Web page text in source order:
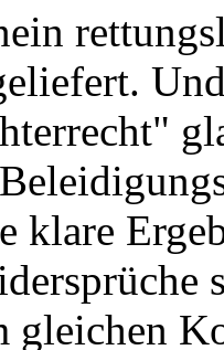
klare
gleichen